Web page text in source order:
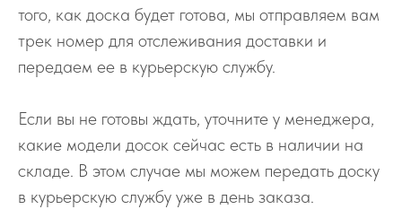
того, как доска будет готова, мы отправляем вам
трек номер для отслеживания доставки и
передаем ее в курьерскую службу.
Если вы не готовы ждать, уточните у менеджера,
какие модели досок сейчас есть в наличии на
складе. В этом случае мы можем передать доску
в курьерскую службу уже в день заказа.